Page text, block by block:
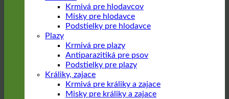
Krmivá pre hlodavcov
Misky pre hlodavce
Podstielky pre hlodavce
Plazy
Krmivá pre plazy
Antiparazitiká pre psov
Podstielky pre plazy
Králiky, zajace
Krmivá pre králiky a zajace
Misky pre králiky a zajace